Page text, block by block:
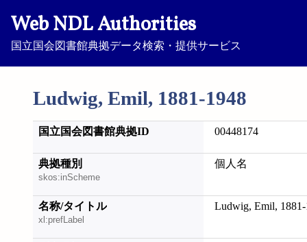
Web NDL Authorities
国立国会図書館典拠データ検索・提供サービス
Ludwig, Emil, 1881-1948
国立国会図書館典拠ID 00448174
典拠種別
skos:inScheme
個人名
名称/タイトル
xl:prefLabel
Ludwig, Emil, 1881-